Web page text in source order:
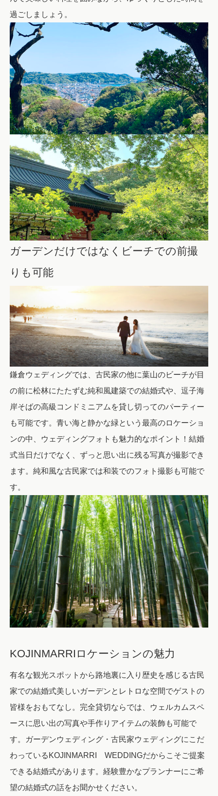
過ごしましょう。
ガーデンだけではなくビーチでの前撮
りも可能
鎌倉ウェディングでは、古民家の他に葉山のビーチが目
の前に松林にたたずむ純和風建築での結婚式や、逗子海
岸そばの高級コンドミニアムを貸し切ってのパーティー
も可能です。青い海と静かな緑という最高のロケーショ
ンの中、ウェディングフォトも魅力的なポイント！結婚
式当日だけでなく、ずっと思い出に残る写真が撮影でき
ます。 純和風な古民家では和装でのフォト撮影も可能で
す。
KOJINMARRIロケーションの魅力
有名な観光スポットから路地裏に入り歴史を感じる古民
家での結婚式美しいガーデンとレトロな空間でゲストの
皆様をおもてなし。 完全貸切ならでは、ウェルカムスペ
ースに思い出の写真や手作りアイテムの装飾も可能で
す。
ガーデンウェディング・古民家ウェディングにこだ
わっているKOJINMARRI WEDDINGだからこそご提案
できる結婚式があります。 経験豊かなプランナーにご希
望の結婚式の話をお聞かせください。